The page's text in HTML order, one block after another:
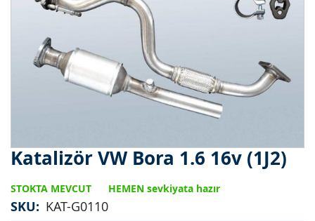
Katalizör VW Bora 1.6 16v (1J2)
STOKTA MEVCUT
SKU KAT-G0110
HEMEN sevkiyata hazır
Resim
galerisinin
başlangıcına
git